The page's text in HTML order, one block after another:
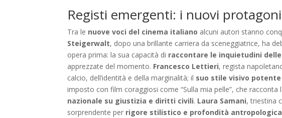
Registi emergenti: i nuovi
Tra le nuove voci del cinema italiano alcuni autori stanno
Steigerwalt, dopo una brillante carriera da sceneggiatrice, ha
opera prima: la sua capacità di raccontare le inquietudini
apprezzate del momento. Francesco Lettieri, regista
calcio, dell’identità e della marginalità; il suo stile visivo potente
imposto con film coraggiosi come “Sulla mia pelle”, che
nazionale su giustizia e diritti civili. Laura Samani, triestina
sorprendente per rigore stilistico e profondità antropologica